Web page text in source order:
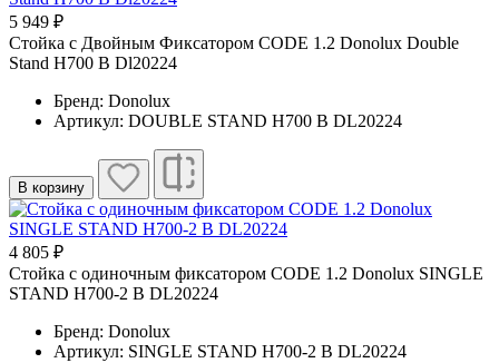
5 949 ₽
Стойка с Двойным Фиксатором CODE 1.2 Donolux Double
Stand H700 B Dl20224
Бренд: Donolux
Артикул: DOUBLE STAND H700 B DL20224
В корзину
4 805 ₽
Cтойка с одиночным фиксатором CODE 1.2 Donolux SINGLE
STAND H700-2 B DL20224
Бренд: Donolux
Артикул: SINGLE STAND H700-2 B DL20224